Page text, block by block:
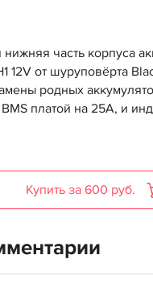
часть корпуса
12V от шуруповёрта
родных
платой на 25А, и
Купить за 600 руб.